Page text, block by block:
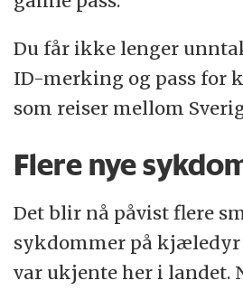
Du får ikke lenger
ID-merking og pass for
som reiser mellom
Flere nye
Det blir nå påvist flere
sykdommer på
var ukjente her i landet.